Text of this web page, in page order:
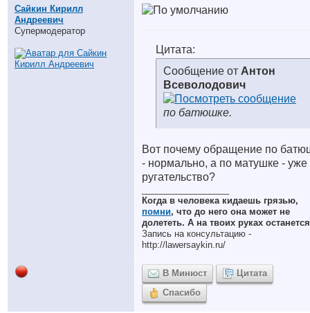
Сайкин Кирилл
Андреевич
Супермодератор
Цитата:
Сообщение от Антон
Всеволодович
по батюшке.
Вот почему обращение по
- нормально, а по матушке - уже
ругательство?
Когда в человека кидаешь грязью,
помни, что до него она может не
долететь. А на твоих руках
Запись на консультацию -
http://lawersaykin.ru/
В Минюст
Цитата
Спасибо